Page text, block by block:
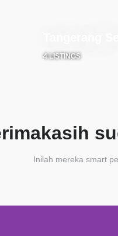
4 LISTINGS
Inilah mereka smart